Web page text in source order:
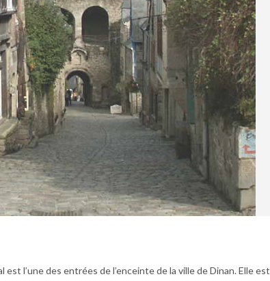
l’une des entrées de l’enceinte de la ville de Dinan. Elle est